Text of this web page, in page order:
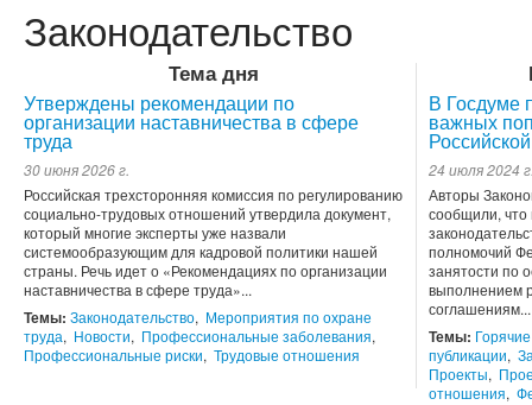
Законодательство
Тема дня
Утверждены рекомендации по
организации наставничества в сфере
труда
30 июня 2026 г.
Российская трехсторонняя комиссия по регулированию
социально-трудовых отношений утвердила документ,
который многие эксперты уже назвали
системообразующим для кадровой политики нашей
страны. Речь идет о «Рекомендациях по организации
наставничества в сфере труда»...
Темы: Законодательство, Мероприятия по охране
труда, Новости, Профессиональные заболевания,
Профессиональные риски, Трудовые отношения
В Госдуме
важных
24 июля 2024
Авторы
сообщили,
полномочий
занятости по
выполнением
соглашениям...
Темы:
публикации,
Проекты,
отношения,